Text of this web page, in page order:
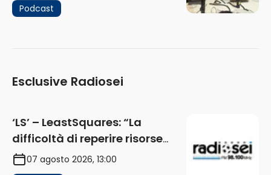
Podcast
Esclusive Radiosei
‘LS’ – LeastSquares: “La
difficoltà di reperire risorse
impatta sul mercato. Senza
investimenti non arrivano i
07 agosto 2026, 13:00